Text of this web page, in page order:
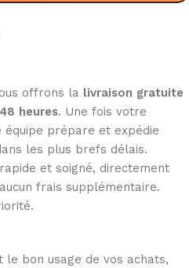
offrons la livraison gratuite
heures. Une fois votre
prépare et expédie
les plus brefs délais.
et soigné, directement
frais supplémentaire.
bon usage de vos achats,